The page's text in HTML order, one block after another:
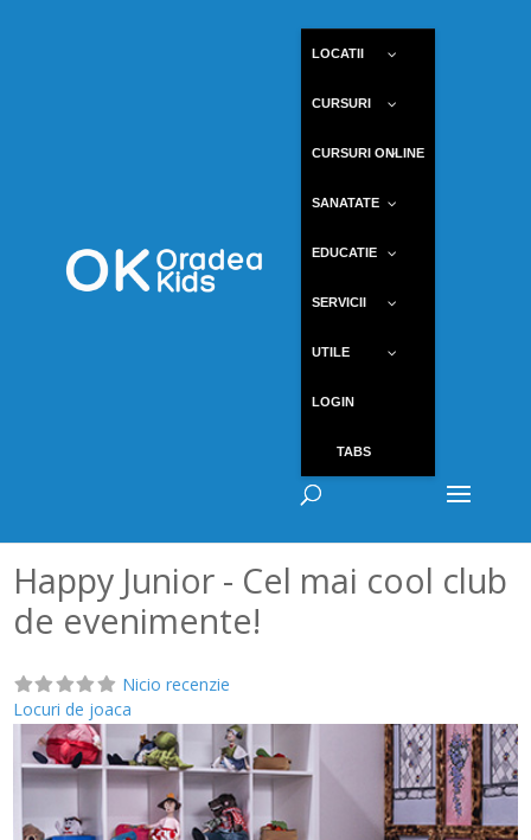
LOCATII
CURSURI
CURSURI ONLINE
SANATATE
EDUCATIE
SERVICII
UTILE
LOGIN
TABS
Happy Junior - Cel mai cool club
de evenimente!
Nicio recenzie
Locuri de joaca